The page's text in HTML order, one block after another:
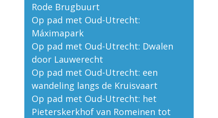
Rode Brugbuurt
Op pad met Oud-Utrecht:
Máximapark
Op pad met Oud-Utrecht: Dwalen
door Lauwerecht
Op pad met Oud-Utrecht: een
wandeling langs de Kruisvaart
Op pad met Oud-Utrecht: het
Pieterskerkhof van Romeinen tot